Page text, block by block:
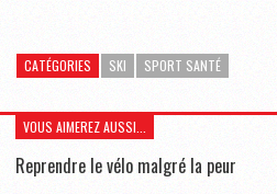
CATÉGORIES SKI SPORT SANTÉ
VOUS AIMEREZ AUSSI...
Reprendre le vélo malgré la peur